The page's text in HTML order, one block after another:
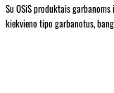
Su OSiS produktais
kiekvieno tipo garbanotus,